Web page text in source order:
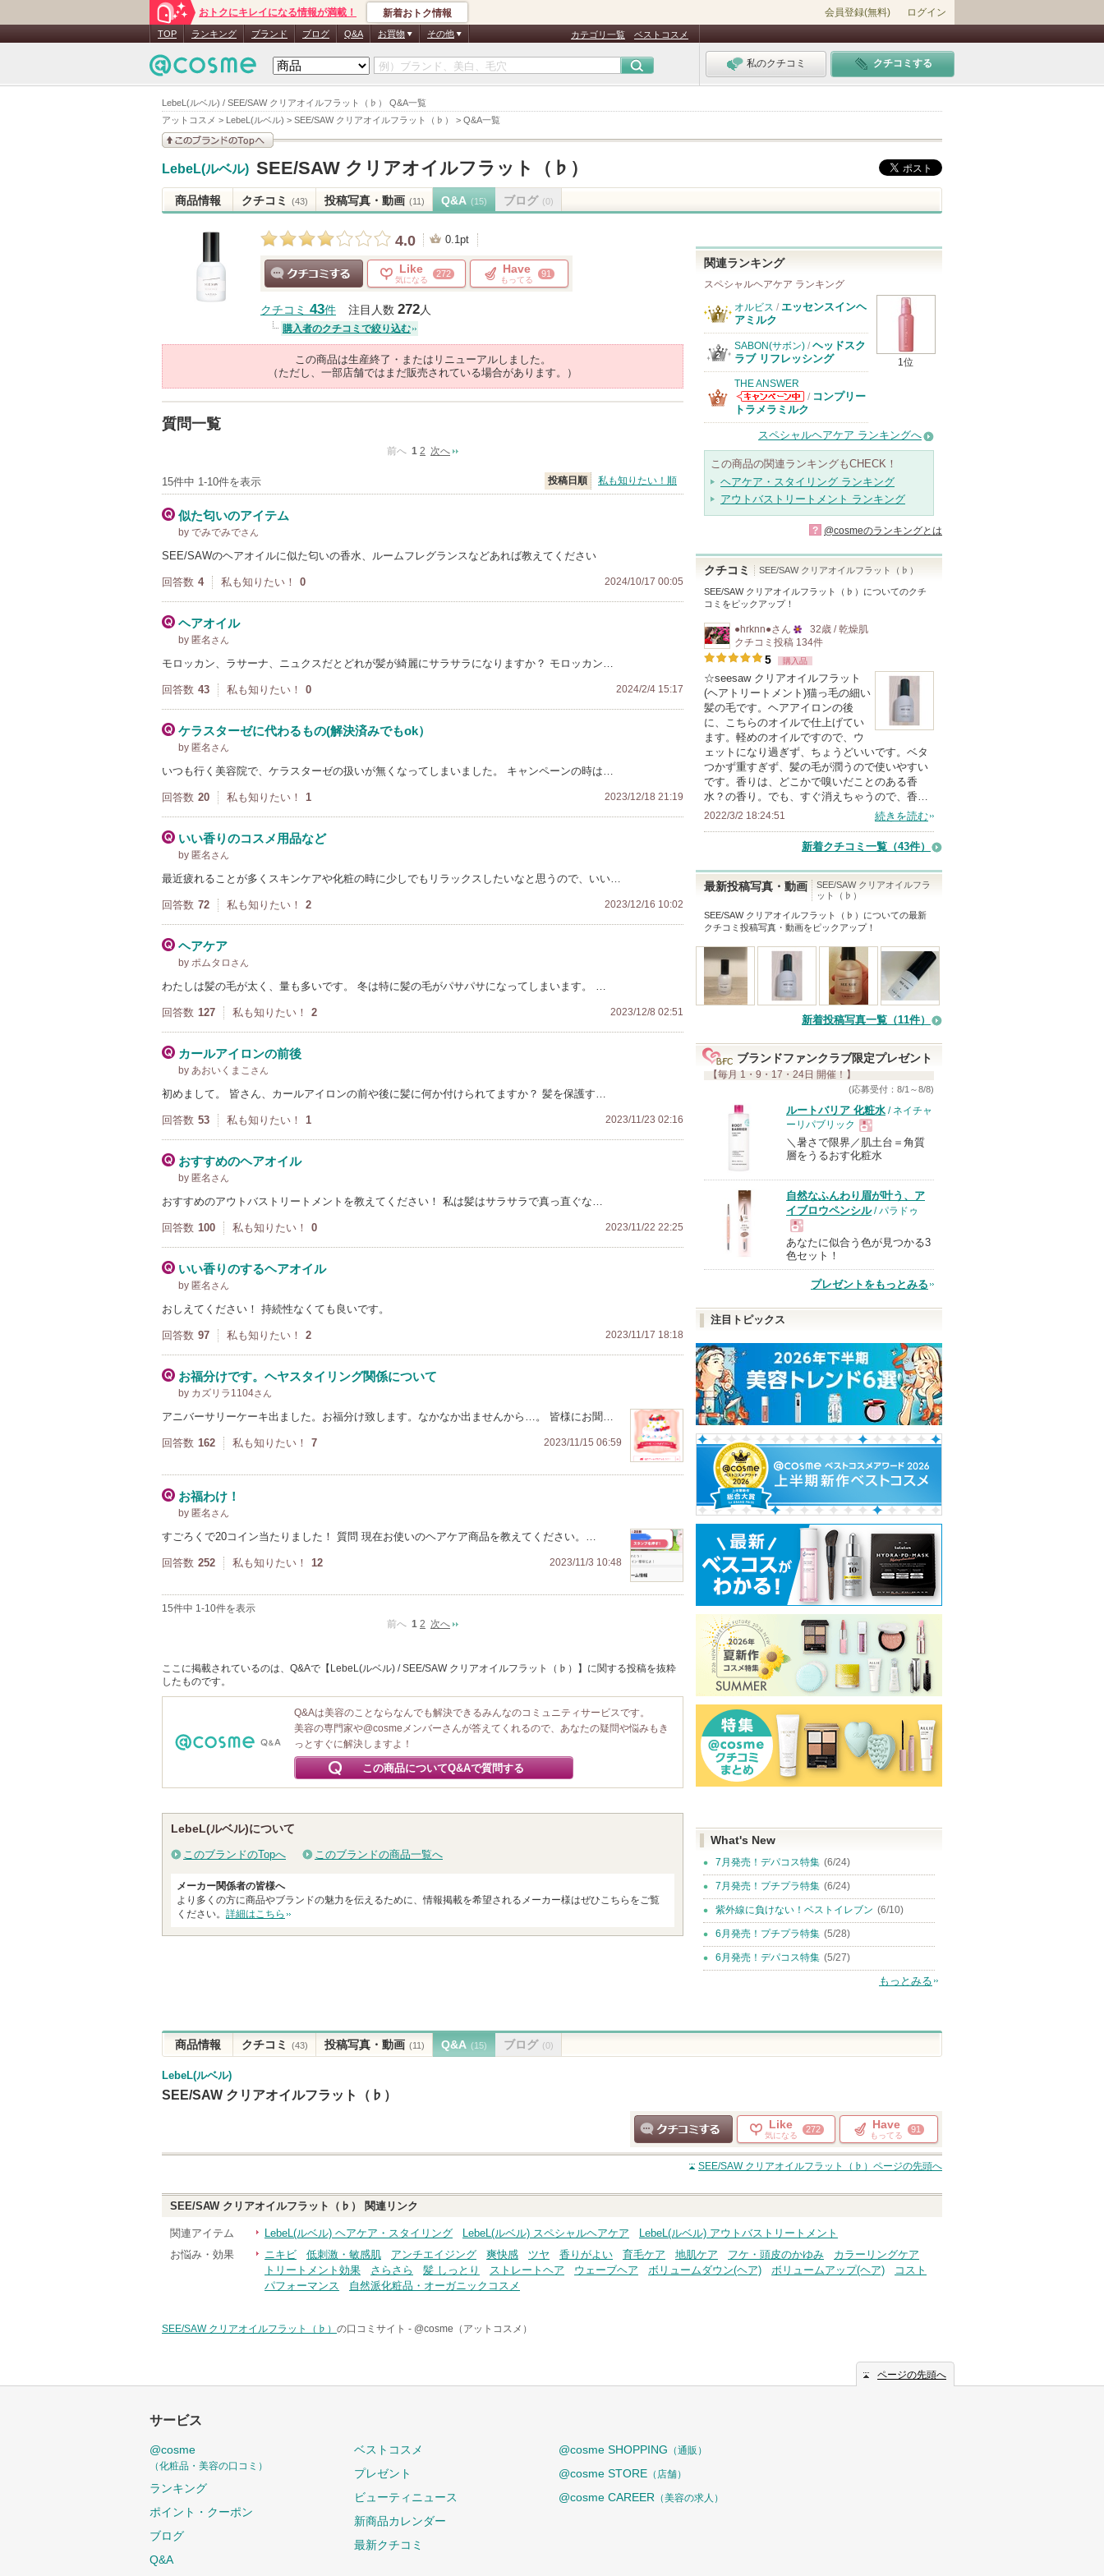
LebeL(ルベル) / SEE/SAW クリアオイルフラット（♭） Q&A一覧
アットコスメ > LebeL(ルベル) > SEE/SAW クリアオイルフラット（♭） > Q&A一覧
おトクにキレイになる情報が満載！ 新着おトク情報 会員登録(無料) ログイン
TOP ランキング ブランド ブログ Q&A お買物 その他 カテゴリ一覧 ベストコスメ
私のクチコミ クチコミする
LebeL(ルベル) SEE/SAW クリアオイルフラット（♭）
商品情報 クチコミ (43) 投稿写真・動画 (11) Q&A (15) ブログ (0)
4.0 0.1pt
Like
気になる
272 Have
もってる
91
クチコミ 43件 注目人数 272人
購入者のクチコミで絞り込む
この商品は生産終了・またはリニューアルしました。
（ただし、一部店舗ではまだ販売されている場合があります。）
質問一覧
前へ 1 2 次へ
15件中 1-10件を表示 投稿日順 私も知りたい！順
似た匂いのアイテム
by でみでみでさん
SEE/SAWのヘアオイルに似た匂いの香水、ルームフレグランスなどあれば教えてください
回答数 4 私も知りたい！ 0 2024/10/17 00:05
ヘアオイル
by 匿名 さん
モロッカン、ラサーナ、ニュクスだとどれが髪が綺麗にサラサラになりますか？ モロッカン…
回答数 43 私も知りたい！ 0 2024/2/4 15:17
ケラスターゼに代わるもの(解決済みでもok）
by 匿名 さん
いつも行く美容院で、ケラスターゼの扱いが無くなってしまいました。 キャンペーンの時は…
回答数 20 私も知りたい！ 1 2023/12/18 21:19
いい香りのコスメ用品など
by 匿名 さん
最近疲れることが多くスキンケアや化粧の時に少しでもリラックスしたいなと思うので、いい…
回答数 72 私も知りたい！ 2 2023/12/16 10:02
ヘアケア
by ポムタロ さん
わたしは髪の毛が太く、量も多いです。 冬は特に髪の毛がパサパサになってしまいます。 …
回答数 127 私も知りたい！ 2 2023/12/8 02:51
カールアイロンの前後
by あおいくまこ さん
初めまして。 皆さん、カールアイロンの前や後に髪に何か付けられてますか？ 髪を保護す…
回答数 53 私も知りたい！ 1 2023/11/23 02:16
おすすめのヘアオイル
by 匿名 さん
おすすめのアウトバストリートメントを教えてください！ 私は髪はサラサラで真っ直ぐな…
回答数 100 私も知りたい！ 0 2023/11/22 22:25
いい香りのするヘアオイル
by 匿名 さん
おしえてください！ 持続性なくても良いです。
回答数 97 私も知りたい！ 2 2023/11/17 18:18
お福分けです。ヘヤスタイリング関係について
by カズリラ1104さん
アニバーサリーケーキ出ました。お福分け致します。なかなか出ませんから…。 皆様にお聞…
回答数 162 私も知りたい！ 7 2023/11/15 06:59
お福わけ！
by 匿名 さん
すごろくで20コイン当たりました！ 質問 現在お使いのヘアケア商品を教えてください。…
回答数 252 私も知りたい！ 12 2023/11/3 10:48
15件中 1-10件を表示
前へ 1 2 次へ
ここに掲載されているのは、Q&Aで【LebeL(ルベル) / SEE/SAW クリアオイルフラット（♭）】に関する投稿を抜粋
したものです。
Q&Aは美容のことならなんでも解決できるみんなのコミュニティサービスです。
美容の専門家や@cosmeメンバーさんが答えてくれるので、あなたの疑問や悩みもき
っとすぐに解決しますよ！
この商品についてQ&Aで質問する
LebeL(ルベル)について
このブランドのTopへ このブランドの商品一覧へ
メーカー関係者の皆様へ
より多くの方に商品やブランドの魅力を伝えるために、情報掲載を希望されるメーカー様はぜひこちらをご覧
ください。 詳細はこちら
関連ランキング
スペシャルヘアケア ランキング
1位
オルビス / エッセンスインヘ
アミルク
SABON(サボン) / ヘッドスク
ラブ リフレッシング
THE ANSWER
THE ANSWER
からのお知らせ
があります
/ コンプリー
トラメラミルク
スペシャルヘアケア ランキングへ
この商品の関連ランキングもCHECK！
ヘアケア・スタイリング ランキング
アウトバストリートメント ランキング
? @cosmeのランキングとは
クチコミ SEE/SAW クリアオイルフラット（♭）
SEE/SAW クリアオイルフラット（♭） についてのクチ
コミをピックアップ！
●hrknn●さん
25
人
以
上
の
メ
ン
バ
ー
お
に
り
さ
れ
て
ま
す
32歳 / 乾燥肌
クチコミ投稿 134件
5 購入品
☆seesaw クリアオイルフラット
(ヘアトリートメント)猫っ毛の細い
髪の毛です。ヘアアイロンの後
に、こちらのオイルで仕上げてい
ます。軽めのオイルですので、ウ
ェットになり過ぎず、ちょうどいいです。ベタ
つかず重すぎず、髪の毛が潤うので使いやすい
です。香りは、どこかで嗅いだことのある香
水？の香り。でも、すぐ消えちゃうので、香…
2022/3/2 18:24:51 続きを読む
新着クチコミ一覧 （43件）
最新投稿写真・動画
SEE/SAW クリアオイルフラ
ット（♭）
SEE/SAW クリアオイルフラット（♭） についての最新
クチコミ投稿写真・動画をピックアップ！
新着投稿写真一覧（11件）
ブランドファンクラブ限定プレゼント
【毎月 1・9・17・24日 開催！】
(応募受付：8/1～8/8)
ルートバリア 化粧水 / ネイチャ
ーリパブリック
現
品
＼暑さで限界／肌土台＝角質
層をうるおす化粧水
自然なふんわり眉が叶う、ア
イブロウペンシル/ パラドゥ
現
あなたに似合う色が見つかる3
色セット！
プレゼントをもっとみる
注目トピックス
What's New
7月発売！デパコス特集 (6/24)
7月発売！プチプラ特集 (6/24)
紫外線に負けない！ベストイレブン (6/10)
6月発売！プチプラ特集 (5/28)
6月発売！デパコス特集 (5/27)
もっとみる
商品情報 クチコミ (43) 投稿写真・動画 (11) Q&A (15) ブログ (0)
LebeL(ルベル)
SEE/SAW クリアオイルフラット（♭）
クチコミする
Like
気になる
272 Have
もってる
91
SEE/SAW クリアオイルフラット（♭） ページの先頭へ
SEE/SAW クリアオイルフラット（♭） 関連リンク
関連アイテム LebeL(ルベル) ヘアケア・スタイリング LebeL(ルベル) スペシャルヘアケア
LebeL(ルベル) アウトバストリートメント
お悩み・効果
ニキビ 低刺激・敏感肌 アンチエイジング 爽快感 ツヤ 香りがよい 育毛ケア 地肌ケア フケ・頭皮のかゆみ
カラーリングケア
トリートメント効果
さらさら 髪 しっとり ストレートヘア ウェーブヘア ボリュームダウン(ヘア) ボリュームアップ(ヘア)
コスト
パフォーマンス
自然派化粧品・オーガニックコスメ
SEE/SAW クリアオイルフラット（♭） の口コミサイト - @cosme（アットコスメ）
ページの先頭へ
サービス
@cosme
（化粧品・美容の口コミ）
ランキング
ポイント・クーポン
ブログ
Q&A
ベストコスメ
プレゼント
ビューティニュース
新商品カレンダー
最新クチコミ
@cosme SHOPPING （通販）
@cosme STORE （店舗）
@cosme CAREER （美容の求人）